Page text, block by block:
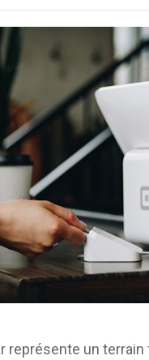
représente un